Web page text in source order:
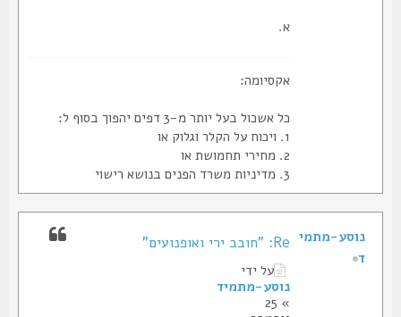
אקסיומה:
כל אשכול בעל יותר מ-3 דפים יהפוך בסוף ל:
Re: "חובב ירי ואופנועים"
על ידי
נוסע-מתמיד
נוסע-מתמי